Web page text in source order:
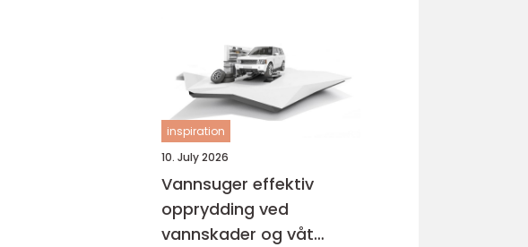
inspiration
10. July 2026
Vannsuger effektiv
opprydding ved
vannskader og våt